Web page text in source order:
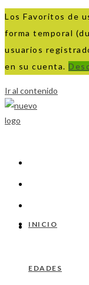
Los Favoritos de
forma temporal
usuarios
en su cuenta.
Ir al contenido
INICIO
EDADES